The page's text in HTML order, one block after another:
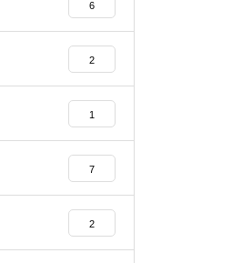
6
2
1
7
2